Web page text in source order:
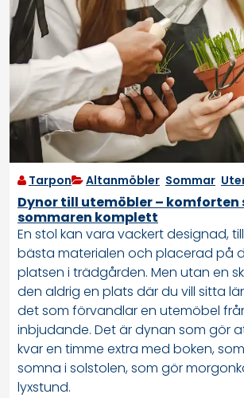
Tarpon Altanmöbler Sommar
Dynor till utemöbler – komforten
sommaren komplett
En stol kan vara vackert designad,
bästa materialen och placerad på
platsen i trädgården. Men utan en
den aldrig en plats där du vill sitta
det som förvandlar en utemöbel
inbjudande. Det är dynan som gör
kvar en timme extra med boken,
somna i solstolen, som gör
lyxstund.